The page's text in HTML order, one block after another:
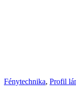
Fénytechnika, Profil